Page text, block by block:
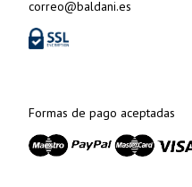
correo@baldani.es
Formas de pago aceptadas